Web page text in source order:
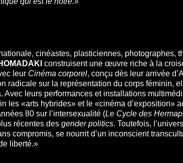
cinéastes, plasticiennes, photographes,
construisent une œuvre riche à la
leur Cinéma corporel, conçu dès leur arrivée
radicale sur la représentation du corps féminin,
Avec leurs performances et installations
les «arts hybrides» et le «cinéma d’exposition»
80 sur l’intersexualité (Le Cycle des
récentes des gender politics. Toutefois,
compromis, se nourrit d’un inconscient
liberté.»